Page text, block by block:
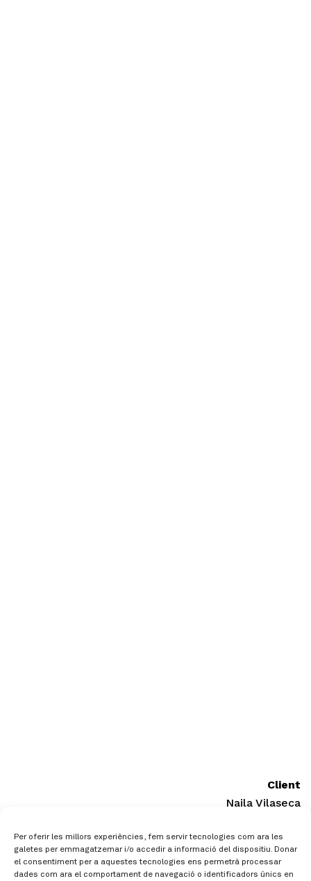
Per oferir les millors experiències, fem servir tecnologies com ara les
galetes per emmagatzemar i/o accedir a informació del dispositiu. Donar
el consentiment per a aquestes tecnologies ens permetrà processar
dades com ara el comportament de navegació o identificadors únics en
Client
Naila Vilaseca